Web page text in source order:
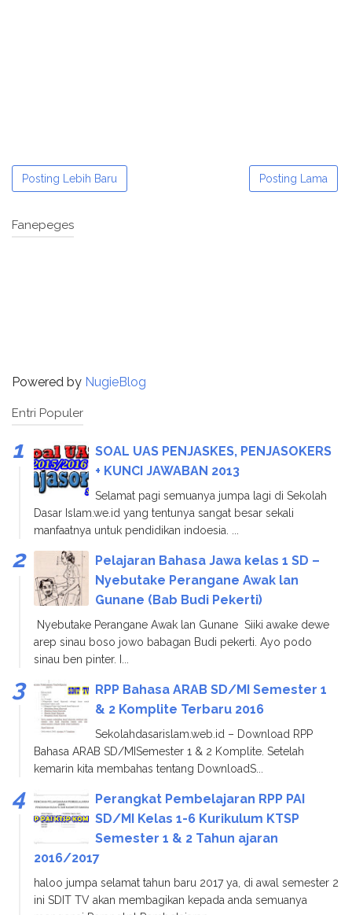
Posting Lebih Baru Posting Lama
Fanepeges
Powered by NugieBlog
Entri Populer
SOAL UAS PENJASKES, PENJASOKERS
+ KUNCI JAWABAN 2013
Selamat pagi semuanya jumpa lagi di Sekolah
Dasar Islam.we.id yang tentunya sangat besar sekali
manfaatnya untuk pendidikan indoesia. ...
Pelajaran Bahasa Jawa kelas 1 SD –
Nyebutake Perangane Awak lan
Gunane (Bab Budi Pekerti)
Nyebutake Perangane Awak lan Gunane Siiki awake dewe
arep sinau boso jowo babagan Budi pekerti. Ayo podo
sinau ben pinter. I...
RPP Bahasa ARAB SD/MI Semester 1
& 2 Komplite Terbaru 2016
Sekolahdasarislam.web.id – Download RPP
Bahasa ARAB SD/MISemester 1 & 2 Komplite. Setelah
kemarin kita membahas tentang DownloadS...
Perangkat Pembelajaran RPP PAI
SD/MI Kelas 1-6 Kurikulum KTSP
Semester 1 & 2 Tahun ajaran
2016/2017
haloo jumpa selamat tahun baru 2017 ya, di awal semester 2
ini SDIT TV akan membagikan kepada anda semuanya